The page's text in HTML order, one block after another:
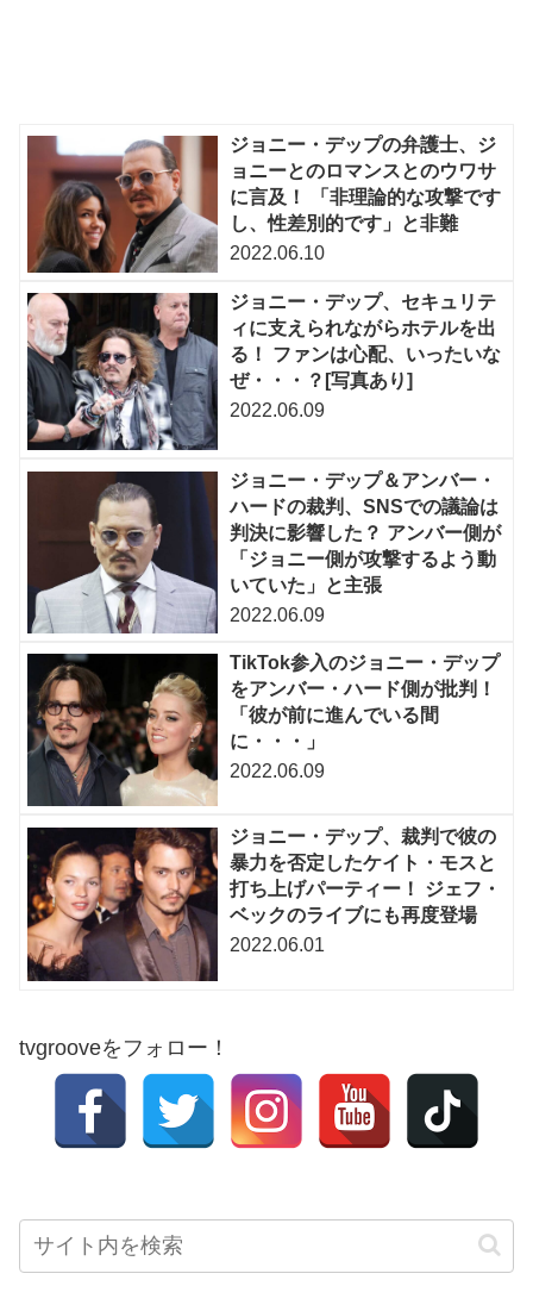
ジョニー・デップの弁護士、ジ
ョニーとのロマンスとのウワサ
に言及！ 「非理論的な攻撃です
し、性差別的です」と非難
2022.06.10
ジョニー・デップ、セキュリテ
ィに支えられながらホテルを出
る！ ファンは心配、いったいな
ぜ・・・？[写真あり]
2022.06.09
ジョニー・デップ＆アンバー・
ハードの裁判、SNSでの議論は
判決に影響した？ アンバー側が
「ジョニー側が攻撃するよう動
いていた」と主張
2022.06.09
TikTok参入のジョニー・デップ
をアンバー・ハード側が批判！
「彼が前に進んでいる間
に・・・」
2022.06.09
ジョニー・デップ、裁判で彼の
暴力を否定したケイト・モスと
打ち上げパーティー！ ジェフ・
ベックのライブにも再度登場
2022.06.01
tvgrooveをフォロー！